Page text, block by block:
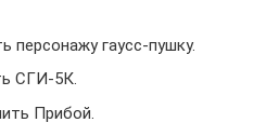
персонажу гаусс-пушку.
СГИ-5К.
Прибой.